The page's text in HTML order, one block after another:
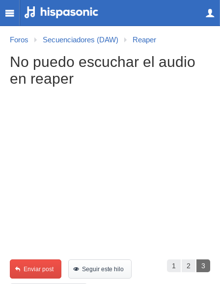
Foros Secuenciadores (DAW) Reaper
No puedo escuchar el audio
en reaper
1 2 3
Enviar post Seguir este hilo